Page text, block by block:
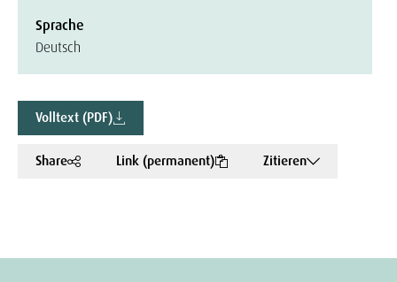
Sprache
Deutsch
Volltext (PDF)
Share Link (permanent) Zitieren